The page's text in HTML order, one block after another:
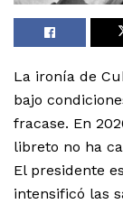
La ironía de
bajo
fracase. En
libreto no ha
El presidente
intensificó las